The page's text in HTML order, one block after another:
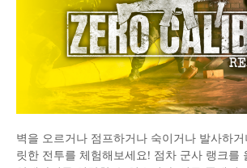
벽을 오르거나 점프하거나 숙이거나 발사하
릿한 전투를 체험해보세요! 점차 군사 랭크를